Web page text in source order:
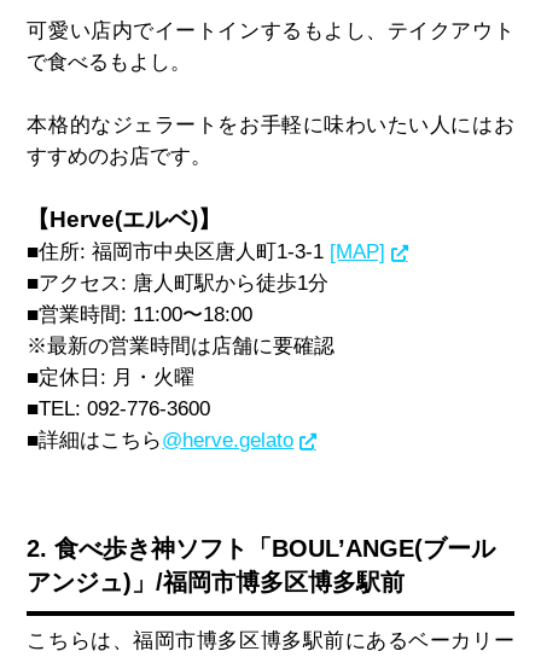
可愛い店内でイートインするもよし、テイクアウト
で食べるもよし。
本格的なジェラートをお手軽に味わいたい人にはお
すすめのお店です。
【Herve(エルベ)】
■住所:福岡市中央区唐人町 1-3-1 [MAP]
■アクセス: 唐人町駅から徒歩1分
■営業時間: 11:00〜18:00
※最新の営業時間は店舗に要確認
■定休日 : 月・火曜
■TEL: 092-776-3600
■詳細はこちら@herve.gelato
2. 食べ歩き神ソフト「BOUL’ANGE(ブール
アンジュ)」/福岡市博多区博多駅前
こちらは、福岡市博多区博多駅前にあるベーカリー